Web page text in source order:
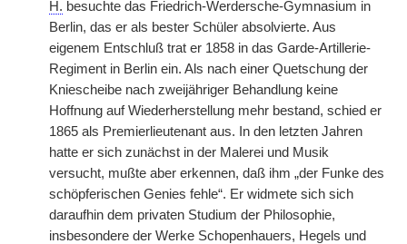
H. besuchte das Friedrich-Werdersche-Gymnasium in
Berlin, das er als bester Schüler absolvierte. Aus
eigenem Entschluß trat er 1858 in das Garde-Artillerie-
Regiment in Berlin ein. Als nach einer Quetschung der
Kniescheibe nach zweijähriger Behandlung keine
Hoffnung auf Wiederherstellung mehr bestand, schied er
1865 als Premierlieutenant aus. In den letzten Jahren
hatte er sich zunächst in der Malerei und Musik
versucht, mußte aber erkennen, daß ihm „der Funke des
schöpferischen Genies fehle“. Er widmete sich sich
daraufhin dem privaten Studium der Philosophie,
insbesondere der Werke Schopenhauers, Hegels und